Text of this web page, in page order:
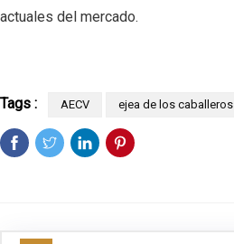
actuales del mercado.
Tags : AECV ejea de los caballeros